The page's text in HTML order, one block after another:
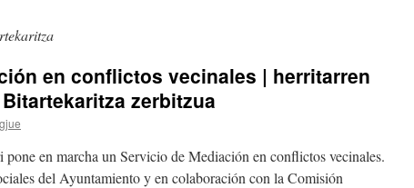
en conflictos vecinales | herritarren
zerbitzua
en marcha un Servicio de Mediación en conflictos vecinales.
del Ayuntamiento y en colaboración con la Comisión